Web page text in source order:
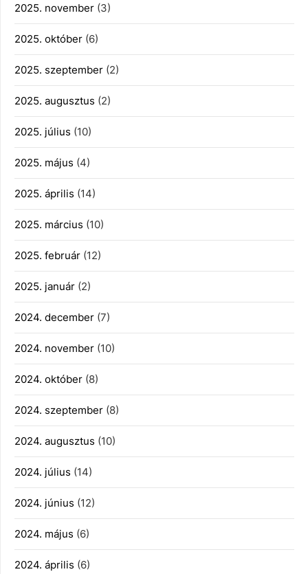
2025. november (3)
2025. október (6)
2025. szeptember (2)
2025. augusztus (2)
2025. július (10)
2025. május (4)
2025. április (14)
2025. március (10)
2025. február (12)
2025. január (2)
2024. december (7)
2024. november (10)
2024. október (8)
2024. szeptember (8)
2024. augusztus (10)
2024. július (14)
2024. június (12)
2024. május (6)
2024. április (6)